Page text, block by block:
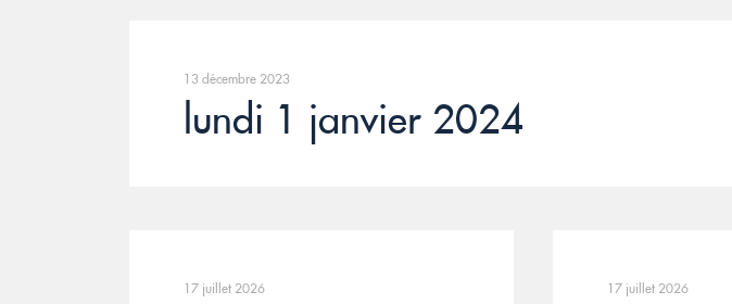
13 décembre 2023
lundi 1 janvier 2024
17 juillet 2026 17 juillet 2026